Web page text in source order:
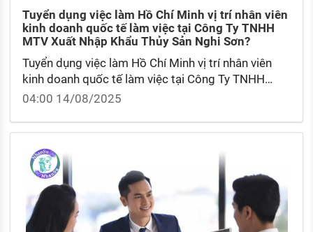
Tuyển dụng việc làm Hồ Chí Minh vị trí nhân viên
kinh doanh quốc tế làm việc tại Công Ty TNHH
MTV Xuất Nhập Khẩu Thủy Sản Nghi Sơn?
Tuyển dụng việc làm Hồ Chí Minh vị trí nhân viên
kinh doanh quốc tế làm việc tại Công Ty TNHH
MTV Xuất Nhập Khẩu Thủy Sản Nghi Sơn? Mức
04:00 14/08/2025